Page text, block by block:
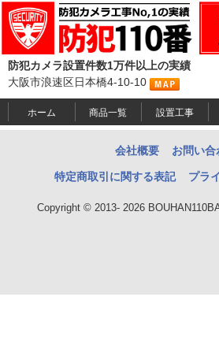
防犯カメラ設置件数1万件以上の実績
大阪市浪速区日本橋4-10-10
ホーム 商品一覧 設置工事
会社概要 お問い合
特定商取引に関する表記 プラ
Copyright © 2013- 2026